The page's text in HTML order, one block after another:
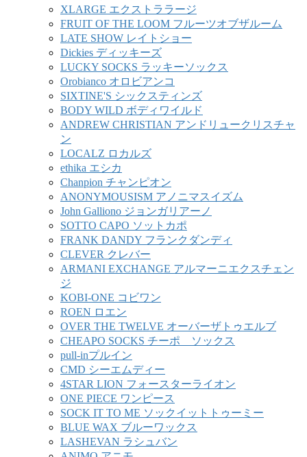
XLARGE エクストララージ
FRUIT OF THE LOOM フルーツオブザルーム
LATE SHOW レイトショー
Dickies ディッキーズ
LUCKY SOCKS ラッキーソックス
Orobianco オロビアンコ
SIXTINE'S シックスティンズ
BODY WILD ボディワイルド
ANDREW CHRISTIAN アンドリュークリスチャ
ン
LOCALZ ロカルズ
ethika エシカ
Chanpion チャンピオン
ANONYMOUSISM アノニマスイズム
John Galliono ジョンガリアーノ
SOTTO CAPO ソットカポ
FRANK DANDY フランクダンディ
CLEVER クレバー
ARMANI EXCHANGE アルマーニエクスチェン
ジ
KOBI-ONE コビワン
ROEN ロエン
OVER THE TWELVE オーバーザトゥエルブ
CHEAPO SOCKS チーポ ソックス
pull-inプルイン
CMD シーエムディー
4STAR LION フォースターライオン
ONE PIECE ワンピース
SOCK IT TO ME ソックイットトゥーミー
BLUE WAX ブルーワックス
LASHEVAN ラシュバン